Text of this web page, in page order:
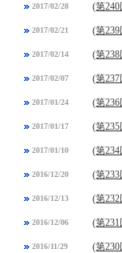
2017/02/28 (第
2017/02/21 (第
2017/02/14 (第
2017/02/07 (第
2017/01/24 (第
2017/01/17 (第
2017/01/10 (第
2016/12/20 (第
2016/12/13 (第
2016/12/06 (第
2016/11/29 (第